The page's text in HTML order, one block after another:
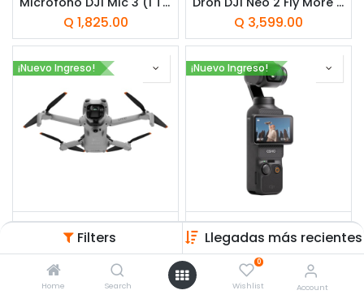
Filters Llegadas más recientes
Home Search
0
Wishlist Account
Q 1,825.00 Q 3,599.00
¡Nuevo Ingreso!
Dron DJI Lito X1 Fly More Combo (DJI RC-N3)
Q 4,899.00
¡Nuevo Ingreso!
Cámara DJI Osmo Pocket 3 Combo Creador Negro
Q5,175.00
¡Nuevo Ingreso!